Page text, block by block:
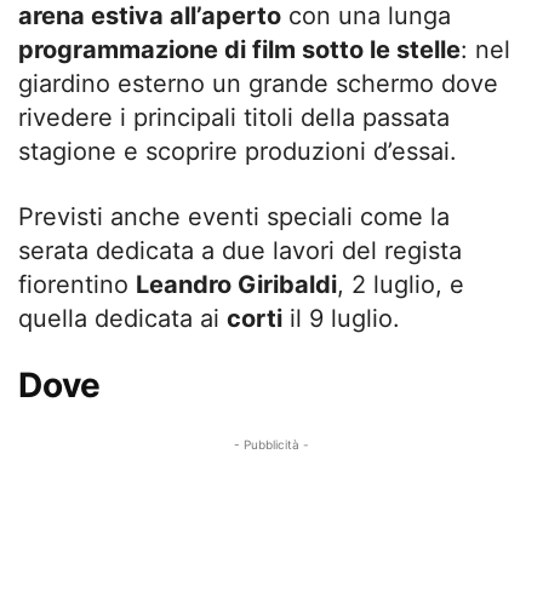
arena estiva all’aperto con una lunga
programmazione di film sotto le stelle: nel
giardino esterno un grande schermo dove
rivedere i principali titoli della passata
stagione e scoprire produzioni d’essai.
Previsti anche eventi speciali come la
serata dedicata a due lavori del regista
fiorentino Leandro Giribaldi, 2 luglio, e
quella dedicata ai corti il 9 luglio.
Dove
- Pubblicità -